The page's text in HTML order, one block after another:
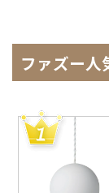
ファズー人